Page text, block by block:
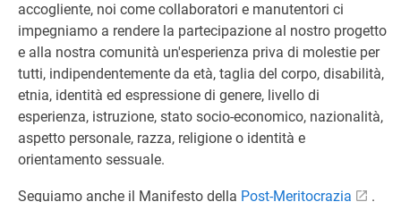
accogliente, noi come collaboratori e manutentori ci
impegniamo a rendere la partecipazione al nostro progetto
e alla nostra comunità un'esperienza priva di molestie per
tutti, indipendentemente da età, taglia del corpo, disabilità,
etnia, identità ed espressione di genere, livello di
esperienza, istruzione, stato socio-economico, nazionalità,
aspetto personale, razza, religione o identità e
orientamento sessuale.
Seguiamo anche il Manifesto della Post-Meritocrazia .